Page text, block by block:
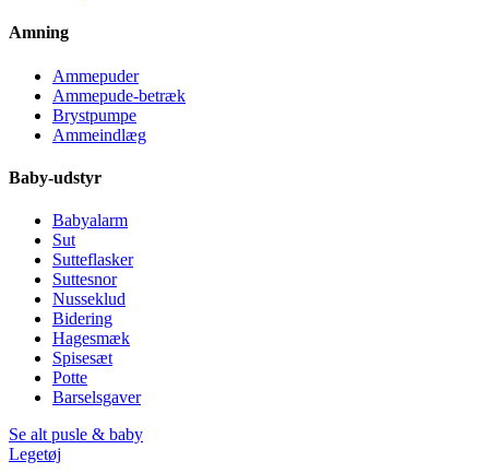
Amning
Ammepuder
Ammepude-betræk
Brystpumpe
Ammeindlæg
Baby-udstyr
Babyalarm
Sut
Sutteflasker
Suttesnor
Nusseklud
Bidering
Hagesmæk
Spisesæt
Potte
Barselsgaver
Se alt pusle & baby
Legetøj